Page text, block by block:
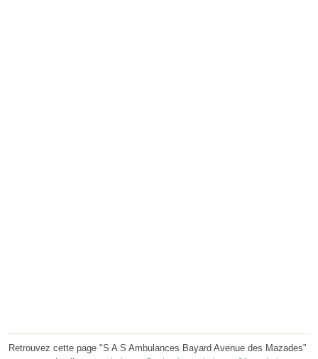
Retrouvez cette page "S A S Ambulances Bayard Avenue des Mazades"